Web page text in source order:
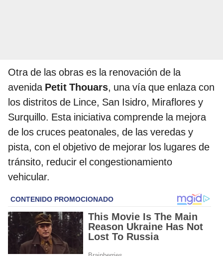
Otra de las obras es la renovación de la
avenidaPetit Thouars, una vía que enlaza con
los distritos de Lince, San Isidro, Miraflores y
Surquillo. Esta iniciativa comprende la mejora
de los cruces peatonales, de las veredas y
pista, con el objetivo de mejorar los lugares de
tránsito, reducir el congestionamiento
vehicular.